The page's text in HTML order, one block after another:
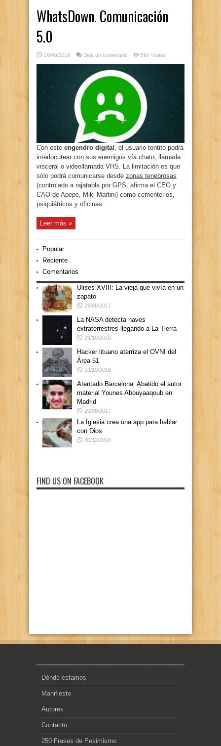
WhatsDown. Comunicación
5.0
29/08/2016 Deja un comentario 590 Visitas
Con este engendro digital , el usuario tontito podrá
interlocutear con sus enemigos vía chato, llamada
visceral o videollamada VHS. La limitación es que
sólo podrá comunicarse desde zonas tenebrosas
(controlado a rajatabla por GPS, afirma el CEO y
CAO de Apepe, Miki Martini) como cementerios,
psiquiátricos y oficinas.
Leer más »
Popular
Reciente
Comentarios
Ulises XVIII: La vieja que vivía en un
zapato
26/06/2017
La NASA detecta naves
extraterrestres llegando a La Tierra
23/10/2016
Hacker lituano aterriza el OVNI del
Área 51
19/10/2016
Atentado Barcelona: Abatido el autor
material Younes Abouyaaqoub en
Madrid
20/08/2017
La Iglesia crea una app para hablar
con Dios
30/12/2016
FIND US ON FACEBOOK
Dónde estamos
Manifiesto
Autores
Contacto
250 Frases de Pesimismo